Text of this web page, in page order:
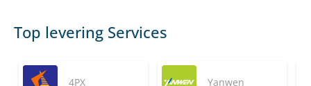
Top levering Services
4PX Yanwen